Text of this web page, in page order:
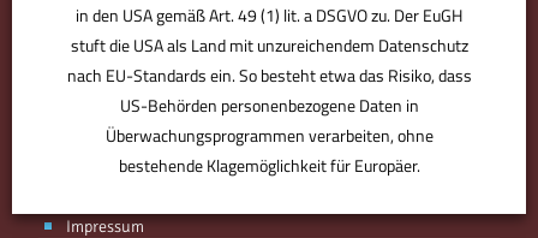
BMV ist der Bürodesigner. Der Partner für den perfekten Standort.
Derjenige, der Sie optimal ausstattet, individuell berät. Plant, was
für Sie zählt – von Anfang an. Ohne Kompromisse, aber mit
Know-how, Designgefühl und Erfahrung. Ihr Partner, mit Spaß an
Impressum
in den USA gemäß Art. 49 (1) lit. a DSGVO zu. Der EuGH
stuft die USA als Land mit unzureichendem Datenschutz
nach EU-Standards ein. So besteht etwa das Risiko, dass
US-Behörden personenbezogene Daten in
Überwachungsprogrammen verarbeiten, ohne
bestehende Klagemöglichkeit für Europäer.